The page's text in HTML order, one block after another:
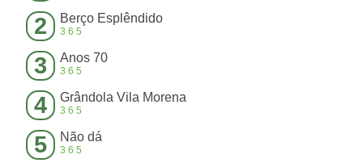
2 Berço Esplêndido
365
3 Anos 70
365
4 Grândola Vila Morena
365
5 Não dá
365